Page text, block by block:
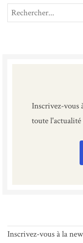
Search
for:
Inscrivez-vous
toute
Inscrivez-vous à la